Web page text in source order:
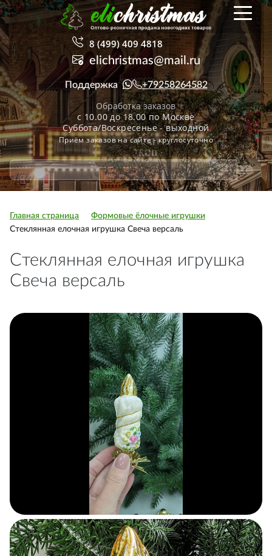
8 (499) 409 4818
elichristmas@mail.ru
Поддержка +79258264582
Обработка заказов
с 10.00 до 18.00 по Москве
Суббота/Воскресенье - выходной
Приём заказов на сайте - круглосуточно
Главная страница
Формовые ёлочные игрушки
Стеклянная елочная игрушка Свеча версаль
Стеклянная елочная игрушка
Свеча версаль